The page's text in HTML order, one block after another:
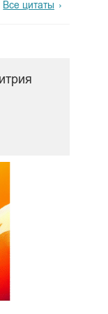
Все цитаты